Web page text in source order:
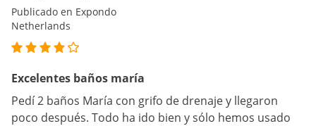
Publicado en Expondo
Netherlands
Excelentes baños maría
Pedí 2 baños María con grifo de drenaje y llegaron
poco después. Todo ha ido bien y sólo hemos usado